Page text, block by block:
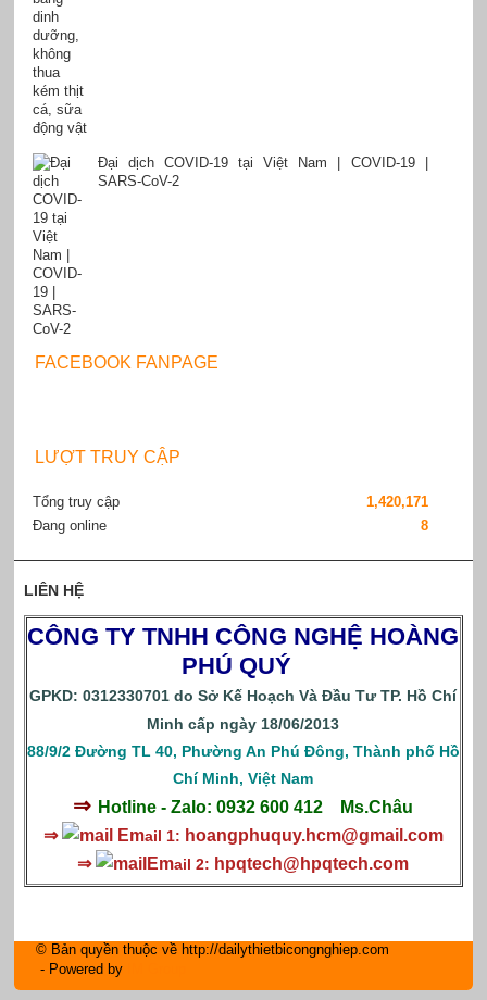
Đại dịch COVID-19 tại Việt Nam | COVID-19 |
SARS-CoV-2
FACEBOOK FANPAGE
LƯỢT TRUY CẬP
Tổng truy cập
1,420,171
Đang online
8
LIÊN HỆ
CÔNG TY TNHH CÔNG NGHỆ HOÀNG
PHÚ QUÝ
GPKD: 0312330701 do Sở Kế Hoạch Và Đầu Tư TP. Hồ Chí
Minh cấp ngày 18/06/2013
88/9/2 Đường TL 40, Phường An Phú Đông, Thành phố Hồ
Chí Minh, Việt Nam
⇒ Hotline - Zalo: 0932 600 412
Ms.Châu
⇒
Email 1: hoangphuquy.hcm@gmail.com
⇒
Email 2: hpqtech@hpqtech.com
© Bản quyền thuộc về http://dailythietbicongnghiep.com
- Powered by